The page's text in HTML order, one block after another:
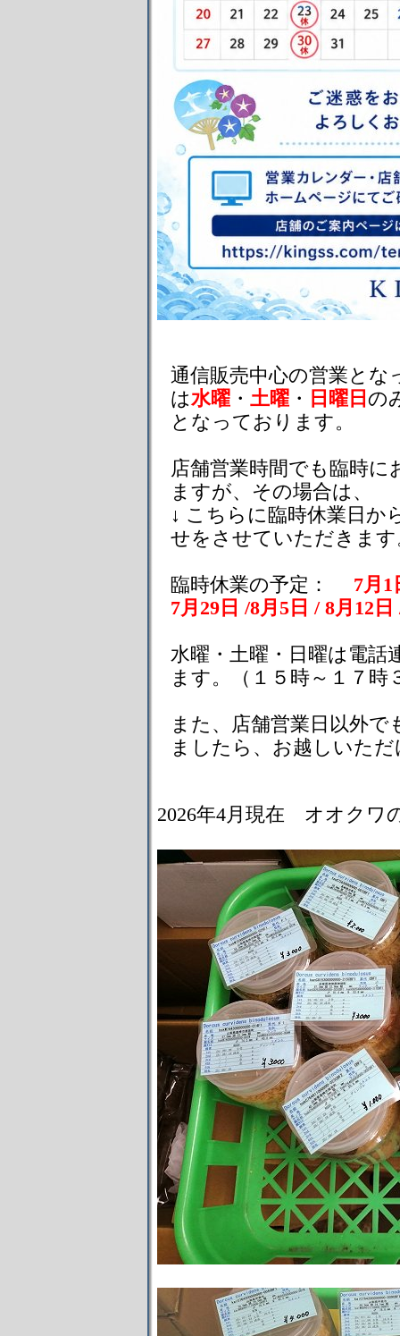
通信販売中心の営業とな
は水曜 ・ 土曜 ・ 日曜日 の
となっております。
店舗営業時間でも臨時
ますが、その場合は、
↓ こちらに臨時休業日か
せをさせていただきます
臨時休業の予定：
7月1
7月29日 /8月5日 / 8月12日
水曜・土曜・日曜は電話
ます。（１５時～１７時
また、店舗営業日以外
ましたら、お越しいた
2026年4月現在 オオクワ